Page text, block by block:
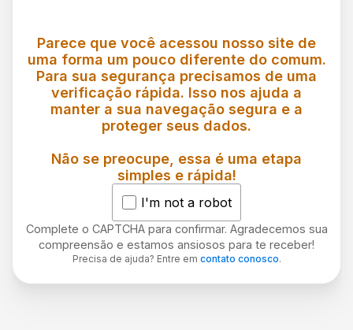
Parece que você acessou nosso site de
uma forma um pouco diferente do comum.
Para sua segurança precisamos de uma
verificação rápida. Isso nos ajuda a
manter a sua navegação segura e a
proteger seus dados.
Não se preocupe, essa é uma etapa
simples e rápida!
I'm not a robot
Complete o CAPTCHA para confirmar. Agradecemos sua
compreensão e estamos ansiosos para te receber!
Precisa de ajuda? Entre em contato conosco.